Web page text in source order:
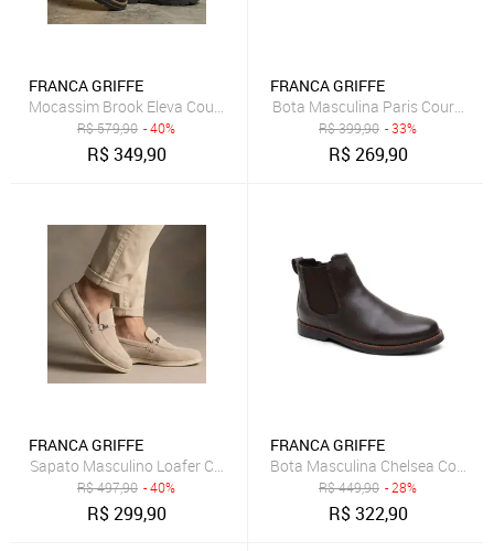
FRANCA GRIFFE
Mocassim Brook Eleva Couro Sola Tratorada Robusta Masculino
R$579,90 - 40%
R$349,90
FRANCA GRIFFE
Bota Masculina Paris Couro
R$399,90 - 33%
R$269,90
FRANCA GRIFFE
Sapato Masculino Loafer Capri Couro Genuíno Solado Reforçado
R$497,90 - 40%
R$299,90
FRANCA GRIFFE
Bota Masculina Chelsea Couro
R$449,90 - 28%
R$322,90